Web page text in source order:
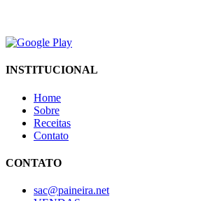
INSTITUCIONAL
Home
Sobre
Receitas
Contato
CONTATO
sac@paineira.net